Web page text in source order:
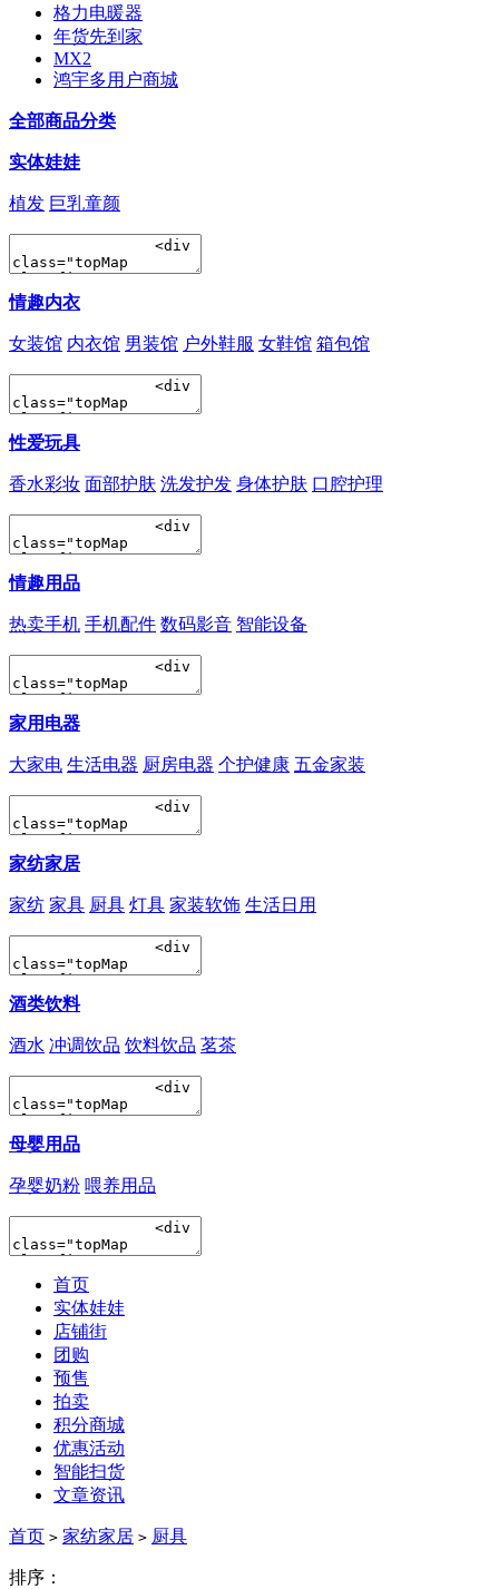
格力电暖器
年货先到家
MX2
鸿宇多用户商城
全部商品分类
实体娃娃
植发 巨乳童颜
情趣内衣
女装馆 内衣馆 男装馆 户外鞋服 女鞋馆 箱包馆
性爱玩具
香水彩妆 面部护肤 洗发护发 身体护肤 口腔护理
情趣用品
热卖手机 手机配件 数码影音 智能设备
家用电器
大家电 生活电器 厨房电器 个护健康 五金家装
家纺家居
家纺 家具 厨具 灯具 家装软饰 生活日用
酒类饮料
酒水 冲调饮品 饮料饮品 茗茶
母婴用品
孕婴奶粉 喂养用品
首页
实体娃娃
店铺街
团购
预售
拍卖
积分商城
优惠活动
智能扫货
文章资讯
首页 > 家纺家居 > 厨具
排序：